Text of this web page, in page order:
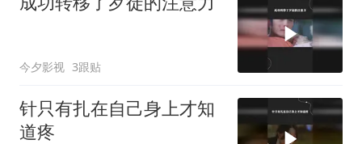
今夕影视 3跟贴
针只有扎在自己身上才知
道疼